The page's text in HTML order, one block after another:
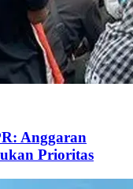
Anggaran
Prioritas